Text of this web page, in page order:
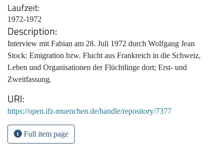
Laufzeit
1972-1972
Description
Interview mit Fabian am 28. Juli 1972 durch Wolfgang Jean
Stock: Emigration bzw. Flucht aus Frankreich in die Schweiz,
Leben und Organisationen der Flüchtlinge dort; Erst- und
Zweitfassung.
URI
https://open.ifz-muenchen.de/handle/repository/7377
Full item page